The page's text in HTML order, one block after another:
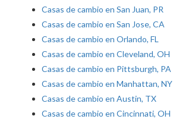
Casas de cambio en San Juan, PR
Casas de cambio en San Jose, CA
Casas de cambio en Orlando, FL
Casas de cambio en Cleveland, OH
Casas de cambio en Pittsburgh, PA
Casas de cambio en Manhattan, NY
Casas de cambio en Austin, TX
Casas de cambio en Cincinnati, OH